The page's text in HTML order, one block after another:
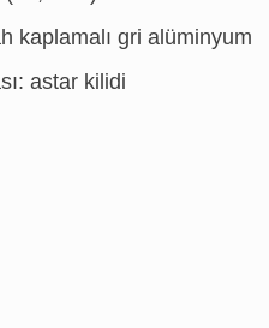
kaplamalı gri alüminyum
astar kilidi